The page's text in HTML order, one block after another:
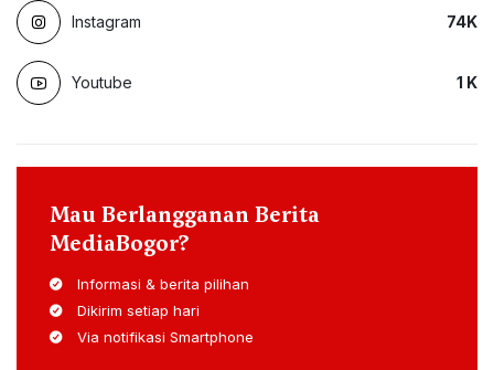
Instagram 74K
Youtube 1 K
Mau Berlangganan Berita
MediaBogor?
Informasi & berita pilihan
Dikirim setiap hari
Via notifikasi Smartphone